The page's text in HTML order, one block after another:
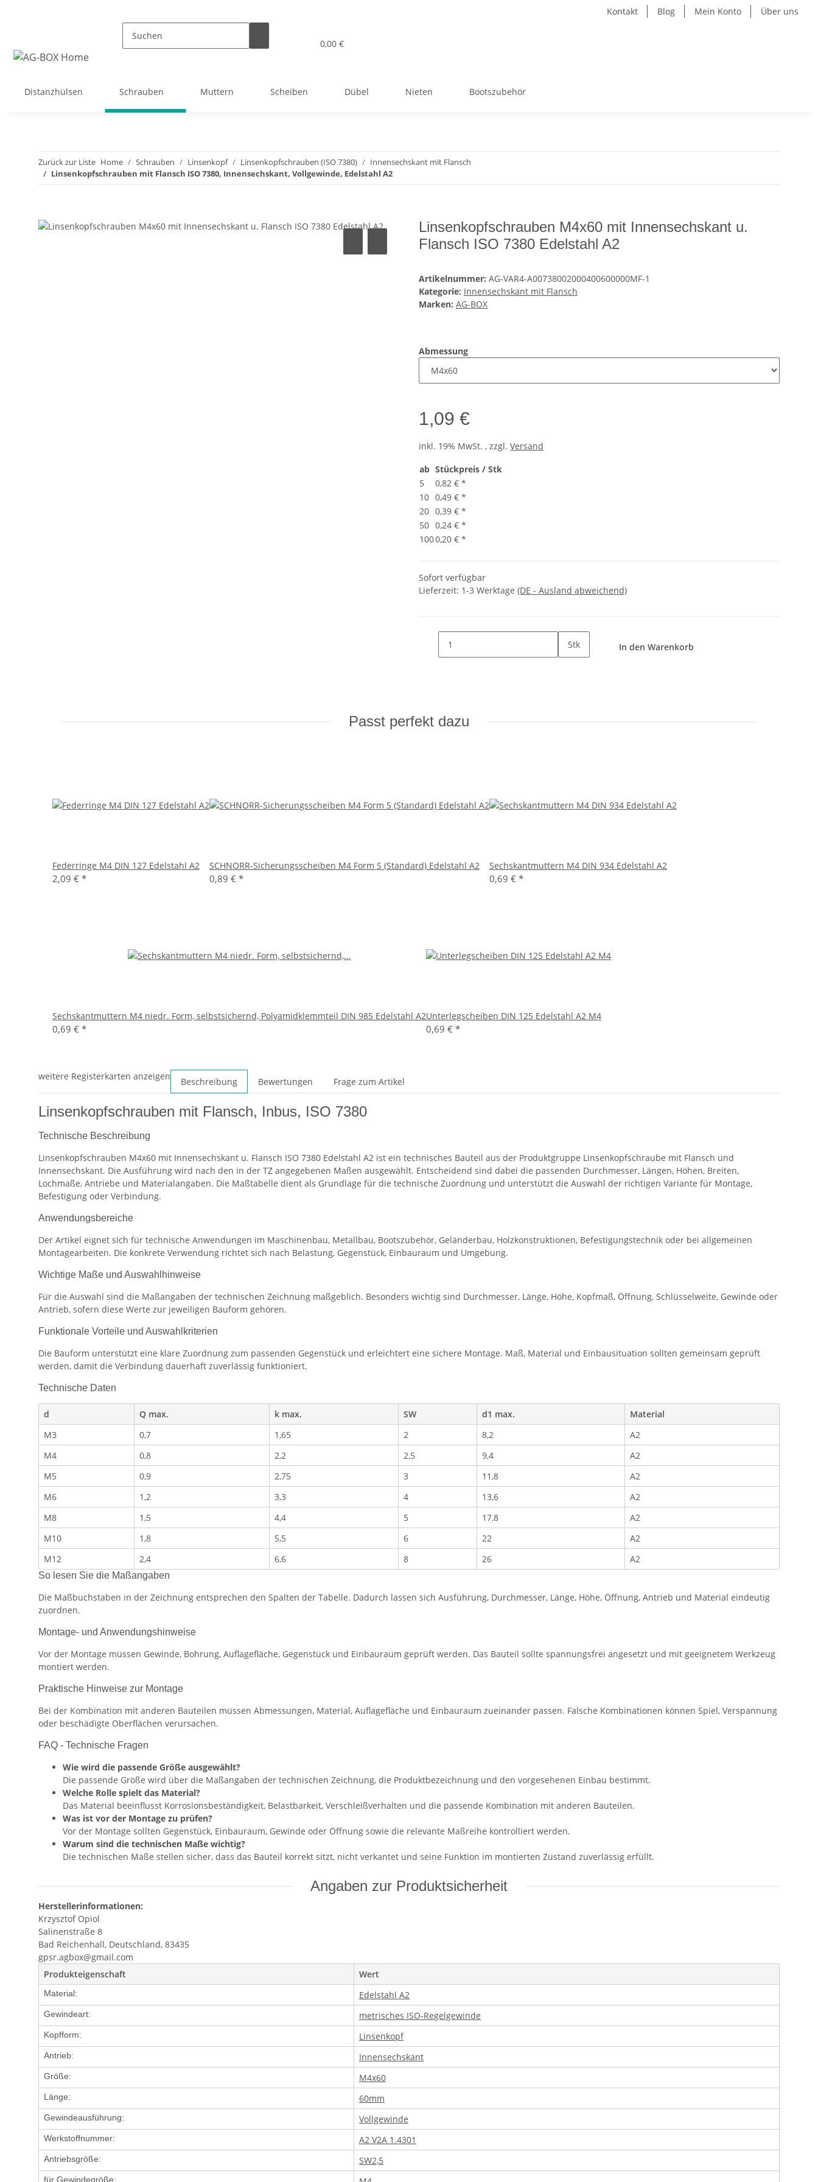
Kontakt Blog Mein Konto Über uns
0,00 €
Distanzhülsen Schrauben Muttern Scheiben Dübel Nieten Bootszubehör
Zurück zur Liste Home Schrauben Linsenkopf Linsenkopfschrauben (ISO 7380)
Innensechskant mit Flansch
Linsenkopfschrauben mit Flansch ISO 7380, Innensechskant, Vollgewinde, Edelstahl A2
Linsenkopfschrauben M4x60 mit Innensechskant u.
Flansch ISO 7380 Edelstahl A2
Artikelnummer: AG-VAR4-A00738002000400600000MF-1
Kategorie: Innensechskant mit Flansch
Marken: AG-BOX
Abmessung
1,09 €
inkl. 19% MwSt. , zzgl. Versand
ab Stückpreis / Stk
5
0,82 € *
10 0,49 € *
20 0,39 € *
50 0,24 € *
1000,20 € *
Sofort verfügbar
Lieferzeit: 1-3 Werktage (DE - Ausland abweichend)
Stk In den Warenkorb
Passt perfekt dazu
Federringe M4 DIN 127 Edelstahl A2
2,09 € *
SCHNORR-Sicherungsscheiben M4 Form S (Standard) Edelstahl A2
0,89 € *
Sechskantmuttern M4 DIN 934 Edelstahl A2
0,69 € *
Sechskantmuttern M4 niedr. Form, selbstsichernd, Polyamidklemmteil DIN 985 Edelstahl A2
0,69 € *
Unterlegscheiben DIN 125 Edelstahl A2 M4
0,69 € *
weitere Registerkarten anzeigen Beschreibung Bewertungen Frage zum Artikel
Linsenkopfschrauben mit Flansch, Inbus, ISO 7380
Technische Beschreibung
Linsenkopfschrauben M4x60 mit Innensechskant u. Flansch ISO 7380 Edelstahl A2 ist ein technisches Bauteil aus der Produktgruppe Linsenkopfschraube mit Flansch und
Innensechskant. Die Ausführung wird nach den in der TZ angegebenen Maßen ausgewählt. Entscheidend sind dabei die passenden Durchmesser, Längen, Höhen, Breiten,
Lochmaße, Antriebe und Materialangaben. Die Maßtabelle dient als Grundlage für die technische Zuordnung und unterstützt die Auswahl der richtigen Variante für Montage,
Befestigung oder Verbindung.
Anwendungsbereiche
Der Artikel eignet sich für technische Anwendungen im Maschinenbau, Metallbau, Bootszubehör, Geländerbau, Holzkonstruktionen, Befestigungstechnik oder bei allgemeinen
Montagearbeiten. Die konkrete Verwendung richtet sich nach Belastung, Gegenstück, Einbauraum und Umgebung.
Wichtige Maße und Auswahlhinweise
Für die Auswahl sind die Maßangaben der technischen Zeichnung maßgeblich. Besonders wichtig sind Durchmesser, Länge, Höhe, Kopfmaß, Öffnung, Schlüsselweite, Gewinde oder
Antrieb, sofern diese Werte zur jeweiligen Bauform gehören.
Funktionale Vorteile und Auswahlkriterien
Die Bauform unterstützt eine klare Zuordnung zum passenden Gegenstück und erleichtert eine sichere Montage. Maß, Material und Einbausituation sollten gemeinsam geprüft
werden, damit die Verbindung dauerhaft zuverlässig funktioniert.
Technische Daten
d Q max. k max. SW d1 max.
Material
M3
0,7 1,65 2 8,2
A2
M4
0,8 2,2 2,5 9,4
A2
M5
0,9 2,75 3 11,8
A2
M6
1,2 3,3 4 13,6
A2
M8
1,5 4,4 5 17,8
A2
M10
1,8 5,5 6 22
A2
M12
2,4 6,6 8 26 A2
So lesen Sie die Maßangaben
Die Maßbuchstaben in der Zeichnung entsprechen den Spalten der Tabelle. Dadurch lassen sich Ausführung, Durchmesser, Länge, Höhe, Öffnung, Antrieb und Material eindeutig
zuordnen.
Montage- und Anwendungshinweise
Vor der Montage müssen Gewinde, Bohrung, Auflagefläche, Gegenstück und Einbauraum geprüft werden. Das Bauteil sollte spannungsfrei angesetzt und mit geeignetem Werkzeug
montiert werden.
Praktische Hinweise zur Montage
Bei der Kombination mit anderen Bauteilen müssen Abmessungen, Material, Auflagefläche und Einbauraum zueinander passen. Falsche Kombinationen können Spiel, Verspannung
oder beschädigte Oberflächen verursachen.
FAQ - Technische Fragen
Wie wird die passende Größe ausgewählt?
Die passende Größe wird über die Maßangaben der technischen Zeichnung, die Produktbezeichnung und den vorgesehenen Einbau bestimmt.
Welche Rolle spielt das Material?
Das Material beeinflusst Korrosionsbeständigkeit, Belastbarkeit, Verschleißverhalten und die passende Kombination mit anderen Bauteilen.
Was ist vor der Montage zu prüfen?
Vor der Montage sollten Gegenstück, Einbauraum, Gewinde oder Öffnung sowie die relevante Maßreihe kontrolliert werden.
Warum sind die technischen Maße wichtig?
Die technischen Maße stellen sicher, dass das Bauteil korrekt sitzt, nicht verkantet und seine Funktion im montierten Zustand zuverlässig erfüllt.
Angaben zur Produktsicherheit
Herstellerinformationen:
Krzysztof Opiol
Salinenstraße 8
Bad Reichenhall, Deutschland, 83435
gpsr.agbox@gmail.com
Produkteigenschaft
Wert
Material: Edelstahl A2
Gewindeart: metrisches ISO-Regelgewinde
Kopfform: Linsenkopf
Antrieb: Innensechskant
Größe: M4x60
Länge: 60mm
Gewindeausführung: Vollgewinde
Werkstoffnummer: A2 V2A 1.4301
Antriebsgröße: SW2,5
für Gewindegröße: